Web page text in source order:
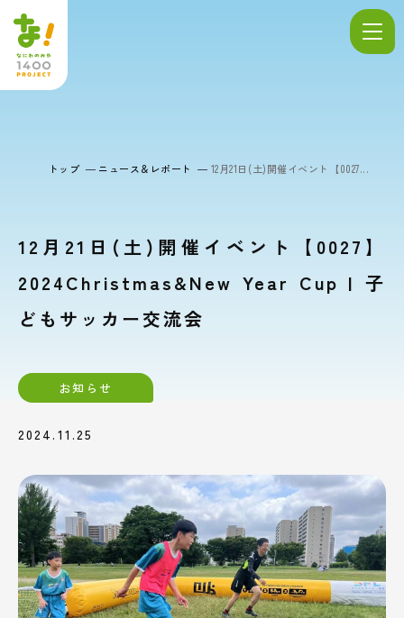
トップ ニュース＆レポート 12月21日(土)開催イベント【0027...
12月21日(土)開催イベント【0027】
2024Christmas&New Year Cup | 子
どもサッカー交流会
お知らせ
2024.11.25